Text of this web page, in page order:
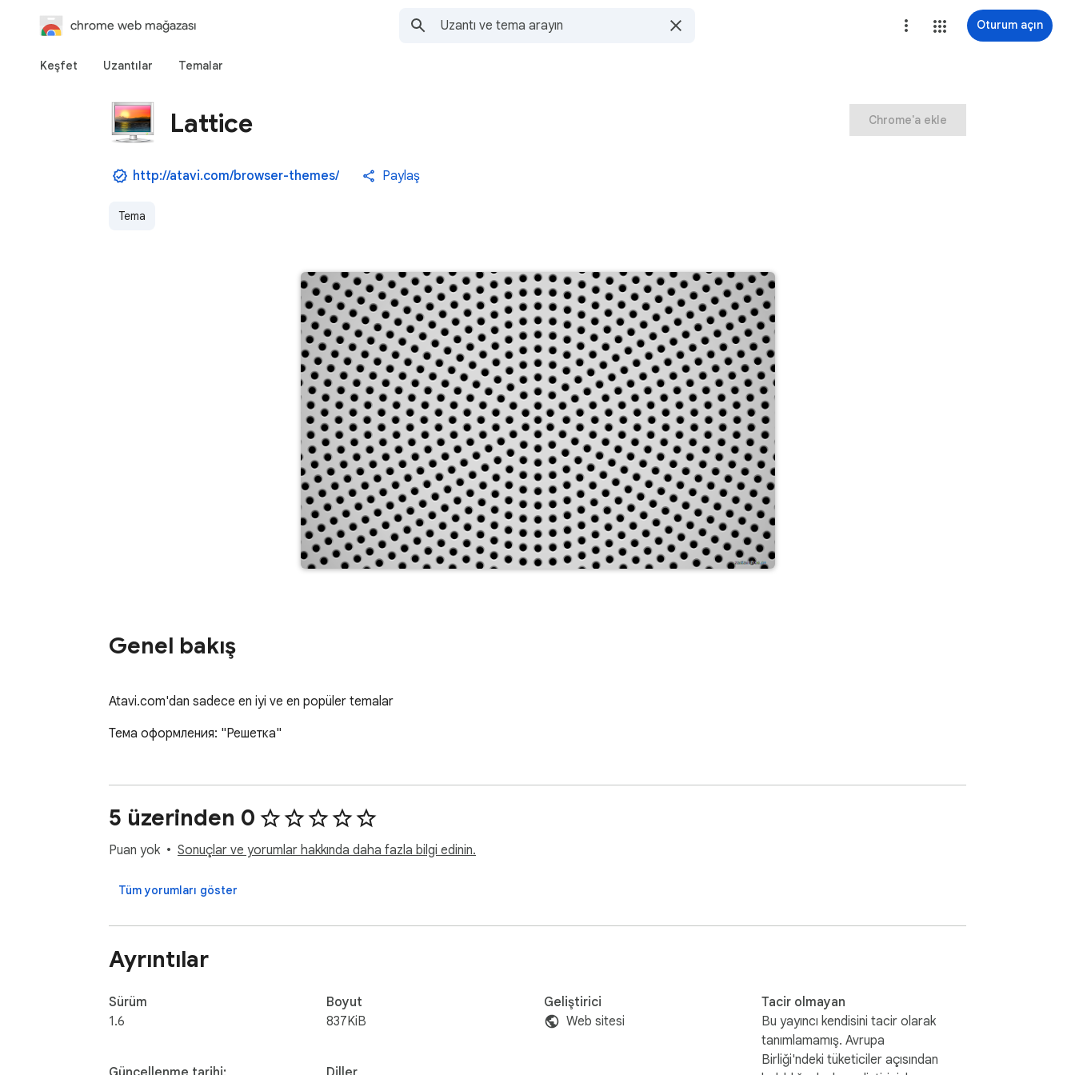
chrome web mağazası Oturum açın
Keşfet Uzantılar Temalar
Lattice
http://atavi.com/browser-themes/ Paylaş
Tema
Chrome'a ekle
Genel bakış
Atavi.com'dan sadece en iyi ve en popüler temalar
Тема оформления: "Решетка"
5 üzerinden 0
Puan yok Sonuçlar ve yorumlar hakkında daha fazla bilgi edinin.
Tüm yorumları göster
Ayrıntılar
Sürüm
1.6
Boyut
837KiB
Geliştirici
Web sitesi
Tacir olmayan
Bu yayıncı kendisini tacir olarak
tanımlamamış. Avrupa
Birliği'ndeki tüketiciler açısından